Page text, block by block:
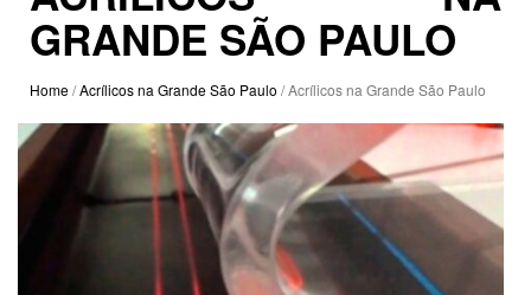
GRANDE SÃO PAULO
Home/Acrílicos na Grande São Paulo / Acrílicos na Grande São Paulo